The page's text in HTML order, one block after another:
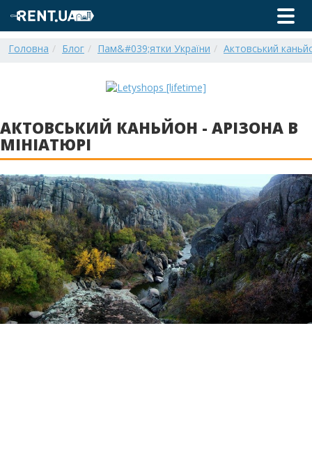
Головна Блог Пам&#039;ятки України Актовський
АКТОВСЬКИЙ КАНЬЙОН - АРІЗОНА В
МІНІАТЮРІ